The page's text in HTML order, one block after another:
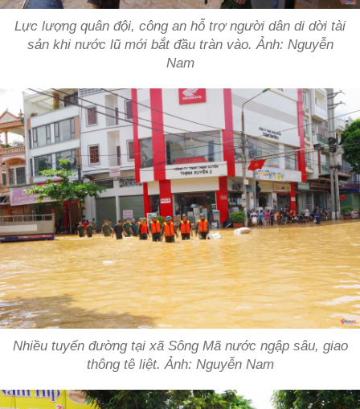
Lực lượng quân đội, công an hỗ trợ người dân di dời tài
sản khi nước lũ mới bắt đầu tràn vào. Ảnh: Nguyễn
Nam
Nhiều tuyến đường tại xã Sông Mã nước ngập sâu, giao
thông tê liệt. Ảnh: Nguyễn Nam